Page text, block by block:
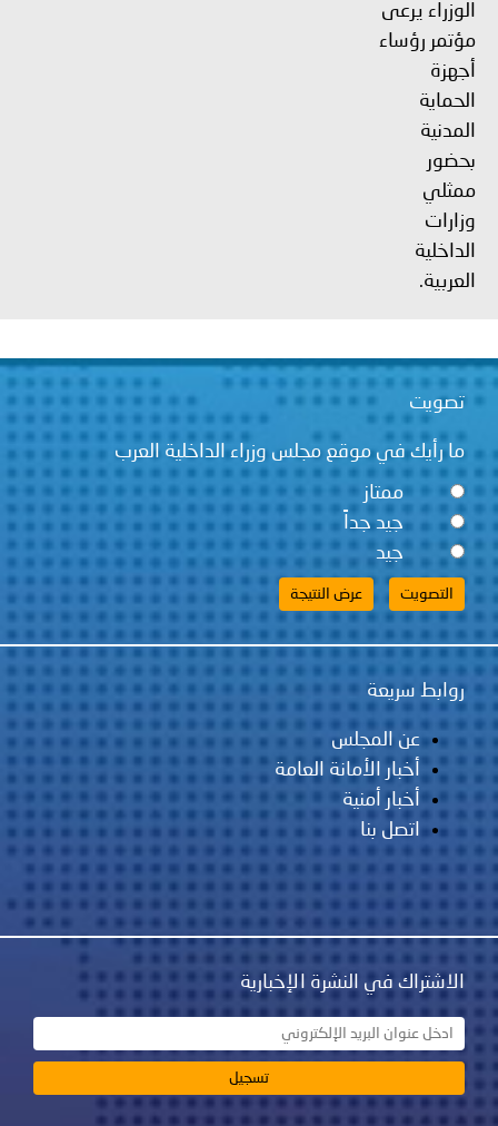
الوزراء يرعى
مؤتمر رؤساء
أجهزة
الحماية
المدنية
بحضور
ممثلي
وزارات
الداخلية
العربية.
تصويت
ما رأيك في موقع مجلس وزراء الداخلية العرب
ممتاز
جيد جداً
جيد
روابط سريعة
عن المجلس
أخبار الأمانة العامة
أخبار أمنية
اتصل بنا
الاشتراك في النشرة الإخبارية